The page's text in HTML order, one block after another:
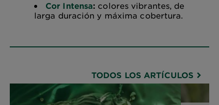
Cor Intensa: colores vibrantes, de
larga duración y máxima cobertura.
TODOS LOS ARTÍCULOS